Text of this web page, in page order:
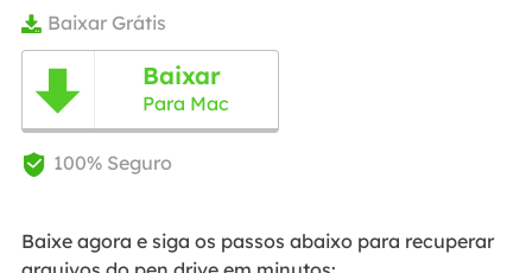
 Baixar Grátis
 Baixar
Para Mac
 100% Seguro
Baixe agora e siga os passos abaixo para recuperar